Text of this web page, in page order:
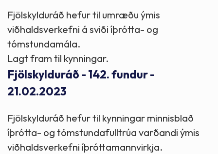
Fjölskylduráð hefur til umræðu ýmis
viðhaldsverkefni á sviði íþrótta- og
tómstundamála.
Lagt fram til kynningar.
Fjölskylduráð - 142. fundur -
21.02.2023
Fjölskylduráð hefur til kynningar minnisblað
íþrótta- og tómstundafulltrúa varðandi ýmis
viðhaldsverkefni íþróttamannvirkja.